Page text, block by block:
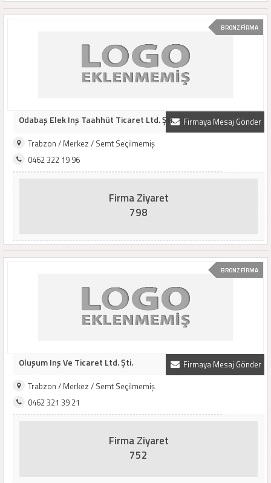
BRONZ FİRMA
Firmaya Mesaj Gönder
Odabaş Elek Inş Taahhüt Ticaret Ltd. Şti.
Trabzon / Merkez / Semt Seçilmemiş
0462 322 19 96
Firma Ziyaret
798
BRONZ FİRMA
Firmaya Mesaj Gönder
Oluşum Inş Ve Ticaret Ltd. Şti.
Trabzon / Merkez / Semt Seçilmemiş
0462 321 39 21
Firma Ziyaret
752